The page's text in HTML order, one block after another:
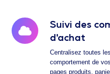
Suivi des
d'achat
Centralisez toutes
comportement de
pages produits,
Suivi
des
comportements